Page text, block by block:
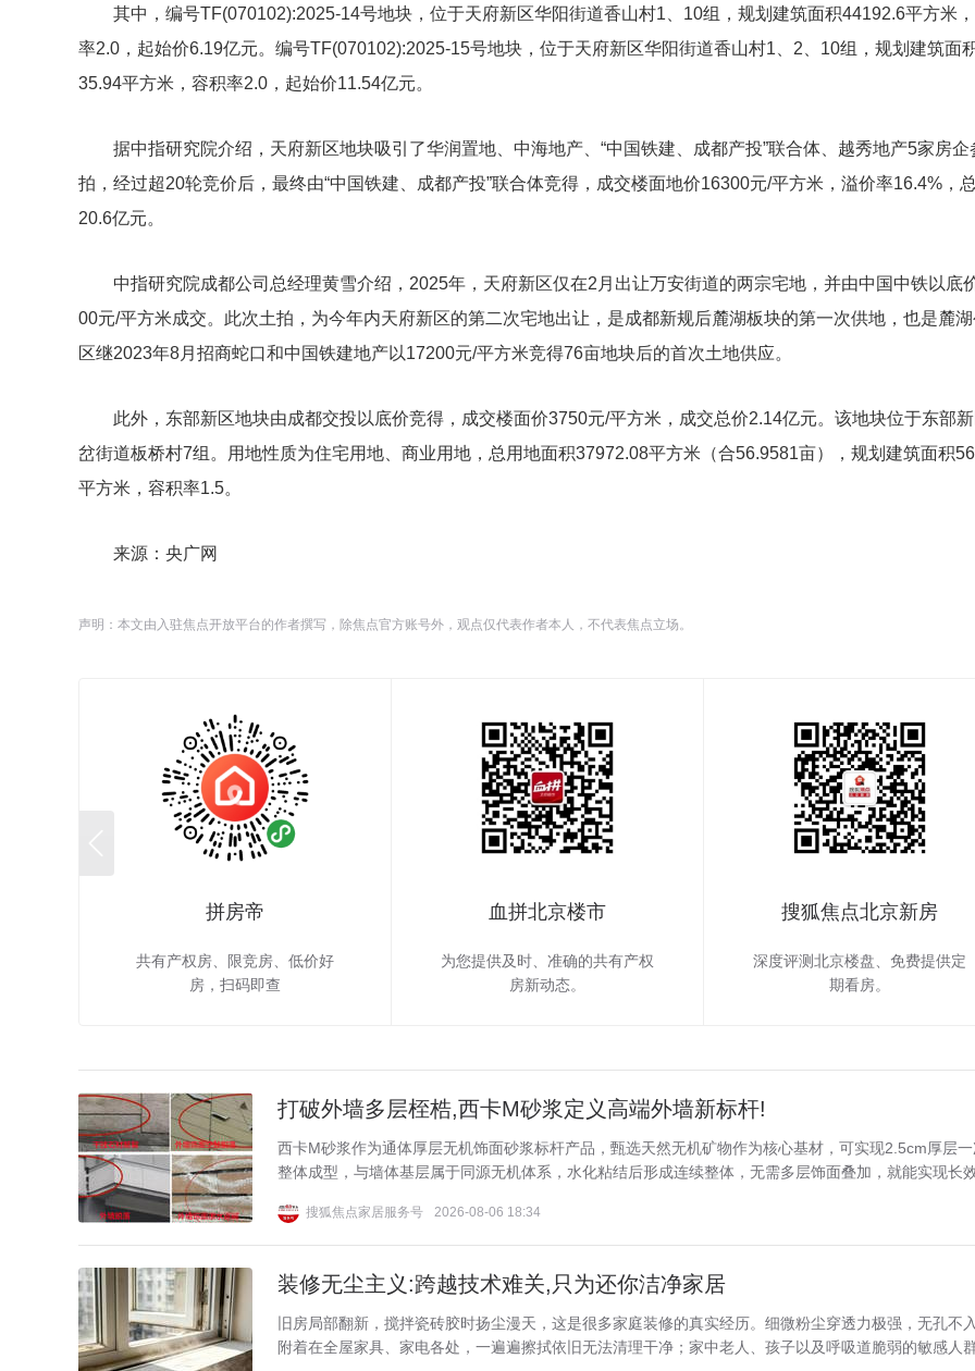
其中，编号TF(070102):2025-14号地块，位于天府新区华阳街道香山村1、10组，规划建筑面积44192.6平方米
率2.0，起始价6.19亿元。编号TF(070102):2025-15号地块，位于天府新区华阳街道香山村1、2、10组，规划建筑面
35.94平方米，容积率2.0，起始价11.54亿元。
据中指研究院介绍，天府新区地块吸引了华润置地、中海地产、“中国铁建、成都产投”联合体、越秀地产5家房企
拍，经过超20轮竞价后，最终由“中国铁建、成都产投”联合体竞得，成交楼面地价16300元/平方米，溢价率16.4%，
20.6亿元。
中指研究院成都公司总经理黄雪介绍，2025年，天府新区仅在2月出让万安街道的两宗宅地，并由中国中铁以底
00元/平方米成交。此次土拍，为今年内天府新区的第二次宅地出让，是成都新规后麓湖板块的第一次供地，也是麓湖
区继2023年8月招商蛇口和中国铁建地产以17200元/平方米竞得76亩地块后的首次土地供应。
此外，东部新区地块由成都交投以底价竞得，成交楼面价3750元/平方米，成交总价2.14亿元。该地块位于东部
岔街道板桥村7组。用地性质为住宅用地、商业用地，总用地面积37972.08平方米（合56.9581亩），规划建筑面积
平方米，容积率1.5。
来源：央广网
声明：本文由入驻焦点开放平台的作者撰写，除焦点官方账号外，观点仅代表作者本人，不代表焦点立场。
拼房帝
共有产权房、限竞房、低价好
房，扫码即查
血拼北京楼市
为您提供及时、准确的共有产权
房新动态。
搜狐焦点北京新房
深度评测北京楼盘、免费提供定
期看房。
打破外墙多层桎梏,西卡M砂浆定义高端外墙新标杆!
西卡M砂浆作为通体厚层无机饰面砂浆标杆产品，甄选天然无机矿物作为核心基材，可实现2.5cm厚层一
整体成型，与墙体基层属于同源无机体系，水化粘结后形成连续整体，无需多层饰面叠加，就能实现长效
搜狐焦点家居服务号 2026-08-06 18:34
装修无尘主义:跨越技术难关,只为还你洁净家居
旧房局部翻新，搅拌瓷砖胶时扬尘漫天，这是很多家庭装修的真实经历。细微粉尘穿透力极强，无孔不
附着在全屋家具、家电各处，一遍遍擦拭依旧无法清理干净；家中老人、孩子以及呼吸道脆弱的敏感人群